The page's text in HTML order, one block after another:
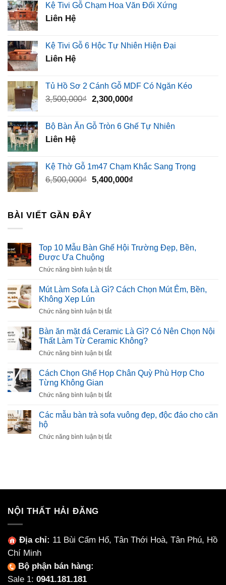
Kệ Tivi Gỗ Chạm Hoa Văn Đối Xứng
Liên Hệ
Kệ Tivi Gỗ 6 Hộc Tự Nhiên Hiện Đại
Liên Hệ
Tủ Hồ Sơ 2 Cánh Gỗ MDF Có Ngăn Kéo
3,500,000₫ Giá
là:
3,500,000₫.
2,300,000₫
tại
là:
Bộ Bàn Ăn Gỗ Tròn 6 Ghế Tự Nhiên
Liên Hệ
Kệ Thờ Gỗ 1m47 Chạm Khắc Sang Trọng
6,500,000₫ Giá
5,400,000₫
BÀI VIẾT GẦN ĐÂY
Top 10 Mẫu Bàn Ghế Hội Trường Đẹp, Bền,
Được Ưa Chuộng
Chức năng bình luận bị tắtở
10
Ghế
Trường
Đẹp,
Bền,
Ưa
Chuộng
Mút Làm Sofa Là Gì? Cách Chọn Mút Êm, Bền,
Không Xẹp Lún
Chức năng bình luận bị tắtở
Làm
Sofa
Gì?
Chọn
Êm,
Không
Xẹp
Bàn ăn mặt đá Ceramic Là Gì? Có Nên Chọn Nội
Thất Làm Từ Ceramic Không?
Chức năng bình luận bị tắtở
ăn
Ceramic
Gì?
Nên
Ceramic
Cách Chọn Ghế Họp Chân Quỳ Phù Hợp Cho
Từng Không Gian
Chức năng bình luận bị tắtở
Chọn
Chân
Các mẫu bàn trà sofa vuông đẹp, độc đáo cho căn
hộ
Chức năng bình luận bị tắtở
vuông
căn
hộ
NỘI THẤT HẢI ĐĂNG
Địa chỉ: 11 Bùi Cẩm Hổ, Tân Thới Hoà, Tân Phú, Hồ
Chí Minh
Bộ phận bán hàng:
Sale 1: 0941.181.181